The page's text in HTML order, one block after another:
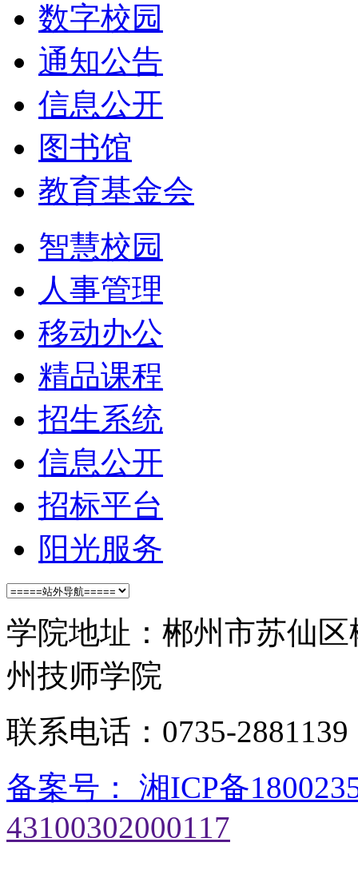
数字校园
通知公告
信息公开
图书馆
教育基金会
智慧校园
人事管理
移动办公
精品课程
招生系统
信息公开
招标平台
阳光服务
学院地址：郴州市苏仙
州技师学院
联系电话：0735-
备案号： 湘ICP备
43100302000117